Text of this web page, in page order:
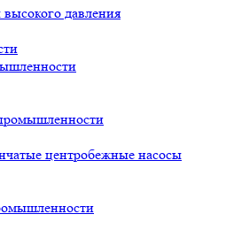
давления
центробежные насосы